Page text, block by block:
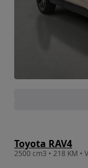
Toyota RAV4